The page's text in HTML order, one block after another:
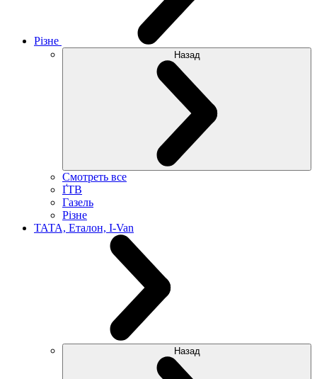
Різне
Назад
Смотреть все
ҐТВ
Газель
Різне
ТАТА, Еталон, I-Van
Назад